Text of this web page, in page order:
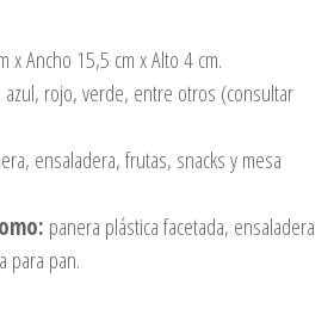
x Ancho 15,5 cm x Alto 4 cm.
azul, rojo, verde, entre otros (consultar
ensaladera, frutas, snacks y mesa
panera plástica facetada, ensaladera
para pan.